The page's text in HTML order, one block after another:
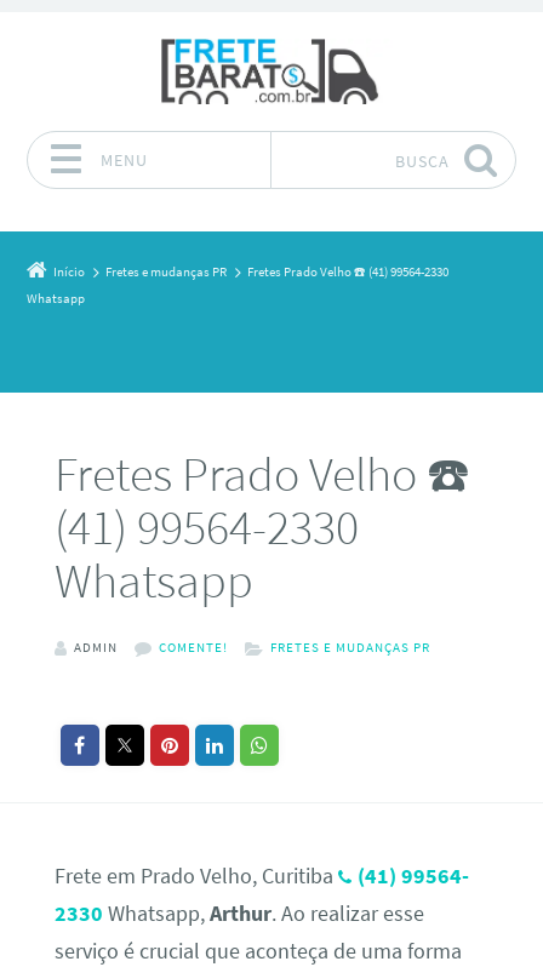
MENU BUSCA
Início Fretes e mudanças PR
Fretes Prado Velho ☎️ (41) 99564-2330
Whatsapp
Fretes Prado Velho ☎️
(41) 99564-2330
Whatsapp
ADMIN COMENTE! FRETES E MUDANÇAS PR
Frete em Prado Velho, Curitiba
(41) 99564-
2330 Whatsapp,Arthur. Ao realizar esse
serviço é crucial que aconteça de uma forma